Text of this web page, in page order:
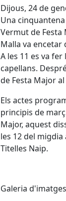
Dijous, 24 de
Una
Vermut de Festa
Malla va encetar
A les 11 es va
capellans.
de Festa Major
Els actes
principis de
Major, aquest
les 12 del
Titelles Naip.
Galeria